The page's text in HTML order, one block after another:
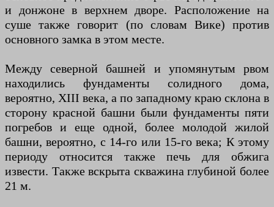
и донжоне в верхнем дворе. Расположение на
суше также говорит (по словам Вике) против
основного замка в этом месте.
Между северной башней и упомянутым рвом
находились фундаменты солидного дома,
вероятно, XIII века, а по западному краю склона в
сторону красной башни были фундаменты пяти
погребов и еще одной, более молодой жилой
башни, вероятно, с 14-го или 15-го века; К этому
периоду относится также печь для обжига
извести. Также вскрыта скважина глубиной более
21 м.